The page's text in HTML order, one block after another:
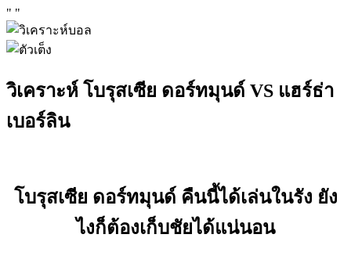
" "
วิเคราะห์ โบรุสเซีย ดอร์ทมุนด์ VS แฮร์ธ่า
เบอร์ลิน
โบรุสเซีย ดอร์ทมุนด์ คืนนี้ได้เล่นในรัง ยัง
ไงก็ต้องเก็บชัยได้แน่นอน